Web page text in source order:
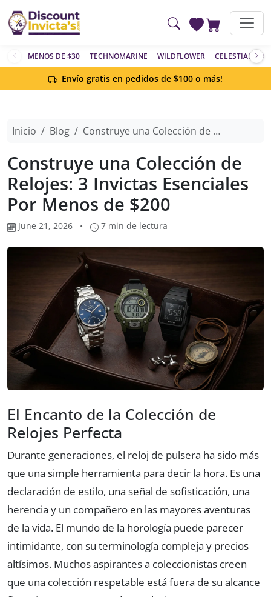
MENOS DE $30 TECHNOMARINE WILDFLOWER CELESTIAL
Envío gratis en pedidos de $100 o más!
Inicio Blog Construye una Colección de Relojes: 3 Invictas Esenciales Por Menos de $200
Construye una Colección de
Relojes: 3 Invictas Esenciales
Por Menos de $200
June 21, 2026 • 7 min de lectura
El Encanto de la Colección de
Relojes Perfecta
Durante generaciones, el reloj de pulsera ha sido más
que una simple herramienta para decir la hora. Es una
declaración de estilo, una señal de sofisticación, una
herencia y un compañero en las mayores aventuras
de la vida. El mundo de la horología puede parecer
intimidante, con su terminología compleja y precios
altísimos. Muchos aspirantes a coleccionistas creen
que una colección respetable está fuera de su alcance